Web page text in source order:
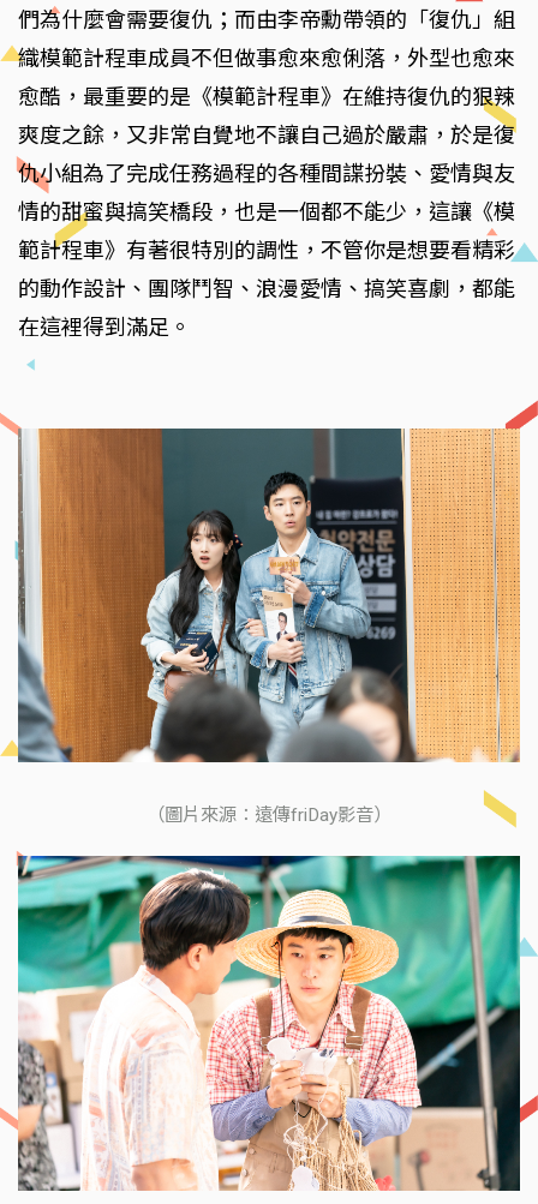
們為什麼會需要復仇；而由李帝勳帶領的「復仇」組
織模範計程車成員不但做事愈來愈俐落，外型也愈來
愈酷，最重要的是《模範計程車》在維持復仇的狠辣
爽度之餘，又非常自覺地不讓自己過於嚴肅，於是復
仇小組為了完成任務過程的各種間諜扮裝、愛情與友
情的甜蜜與搞笑橋段，也是一個都不能少，這讓《模
範計程車》有著很特別的調性，不管你是想要看精彩
的動作設計、團隊鬥智、浪漫愛情、搞笑喜劇，都能
在這裡得到滿足。
（圖片來源：遠傳friDay影音）